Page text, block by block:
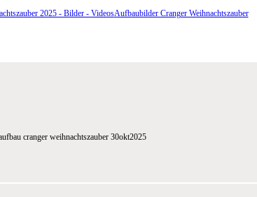
2025 - Bilder - VideosAufbaubilder Cranger Weihnachtszauber